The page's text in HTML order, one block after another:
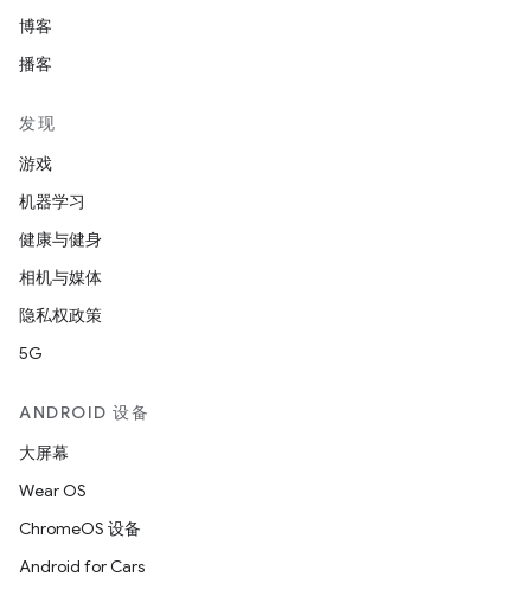
博客
播客
发现
游戏
机器学习
健康与健身
相机与媒体
隐私权政策
5G
ANDROID 设备
大屏幕
Wear OS
ChromeOS 设备
Android for Cars